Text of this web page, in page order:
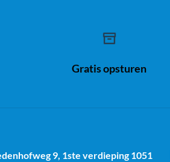
Gratis opsturen
9, 1ste verdieping 1051